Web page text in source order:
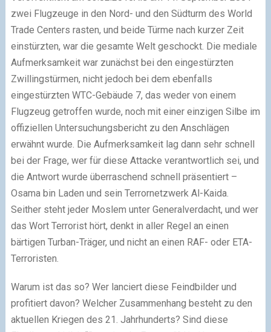
zwei Flugzeuge in den Nord- und den Südturm des World
Trade Centers rasten, und beide Türme nach kurzer Zeit
einstürzten, war die gesamte Welt geschockt. Die mediale
Aufmerksamkeit war zunächst bei den eingestürzten
Zwillingstürmen, nicht jedoch bei dem ebenfalls
eingestürzten WTC-Gebäude 7, das weder von einem
Flugzeug getroffen wurde, noch mit einer einzigen Silbe im
offiziellen Untersuchungsbericht zu den Anschlägen
erwähnt wurde. Die Aufmerksamkeit lag dann sehr schnell
bei der Frage, wer für diese Attacke verantwortlich sei, und
die Antwort wurde überraschend schnell präsentiert –
Osama bin Laden und sein Terrornetzwerk Al-Kaida.
Seither steht jeder Moslem unter Generalverdacht, und wer
das Wort Terrorist hört, denkt in aller Regel an einen
bärtigen Turban-Träger, und nicht an einen RAF- oder ETA-
Terroristen.
Warum ist das so? Wer lanciert diese Feindbilder und
profitiert davon? Welcher Zusammenhang besteht zu den
aktuellen Kriegen des 21. Jahrhunderts? Sind diese